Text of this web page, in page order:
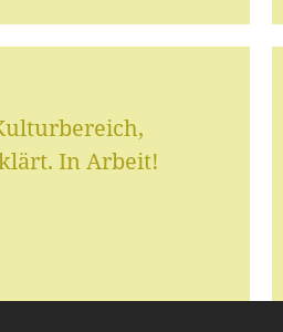
In Arbeit!